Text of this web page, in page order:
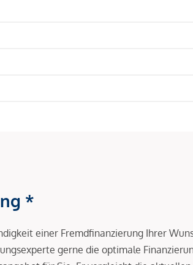
*
einer Fremdfinanzierung Ihrer
gerne die optimale